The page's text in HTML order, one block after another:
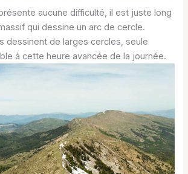
aucune difficulté, il est juste long
qui dessine un arc de cercle.
dessinent de larges cercles, seule
à cette heure avancée de la journée.